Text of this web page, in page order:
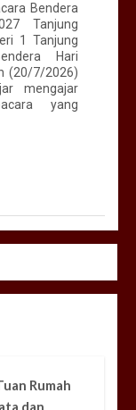
Bendera
Tanjung
1 Tanjung
Hari
(20/7/2026)
mengajar
yang
Rumah